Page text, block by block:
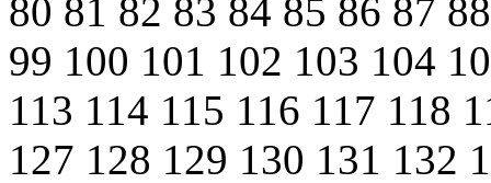
80 81 82 83 84 85 86 87
99 100 101 102 103 104
113 114 115 116 117 118
127 128 129 130 131 132